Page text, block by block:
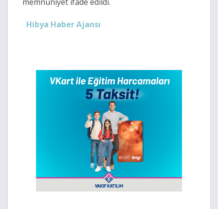
Hibya Haber Ajansı